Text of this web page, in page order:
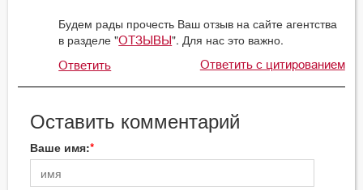
Будем рады прочесть Ваш отзыв на сайте агентства
в разделе "ОТЗЫВЫ". Для нас это важно.
Ответить Ответить с цитированием
Оставить комментарий
Ваше имя: